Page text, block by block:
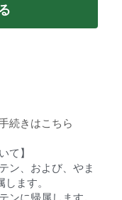
続きはこちら
て】
ン、および、やま
ます。